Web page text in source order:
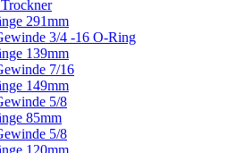
291mm
3/4 -16 O-Ring
139mm
7/16
149mm
5/8
85mm
5/8
120mm